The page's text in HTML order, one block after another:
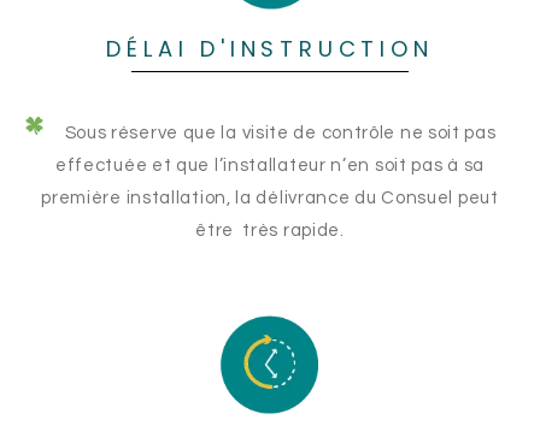
DÉLAI D'INSTRUCTION
Sous réserve que la visite de contrôle ne soit pas
effectuée et que l’installateur n’en soit pas à sa
première installation, la délivrance du Consuel peut
être très rapide.